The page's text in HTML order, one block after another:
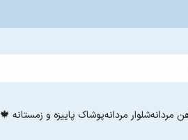
مردانهشلوار مردانهپوشاک پاییزه و زمستانه 🍁